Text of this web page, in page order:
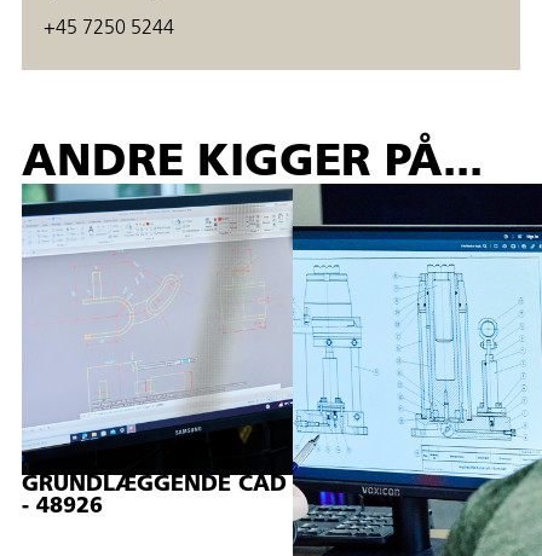
+45 7250 5244
ANDRE KIGGER PÅ...
GRUNDLÆGGENDE CAD
- 48926